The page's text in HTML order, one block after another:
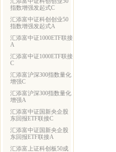
指数增强发起式C
汇添富中证科创创业50
指数增强发起式A
汇添富中证1000ETF联接
A
汇添富中证1000ETF联接
C
汇添富沪深300指数量化
增强C
汇添富沪深300指数量化
增强A
汇添富中证国新央企股
东回报ETF联接C
汇添富中证国新央企股
东回报ETF联接A
汇添富上证科创板50成